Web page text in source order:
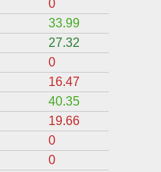
0
33.99
27.32
0
16.47
40.35
19.66
0
0